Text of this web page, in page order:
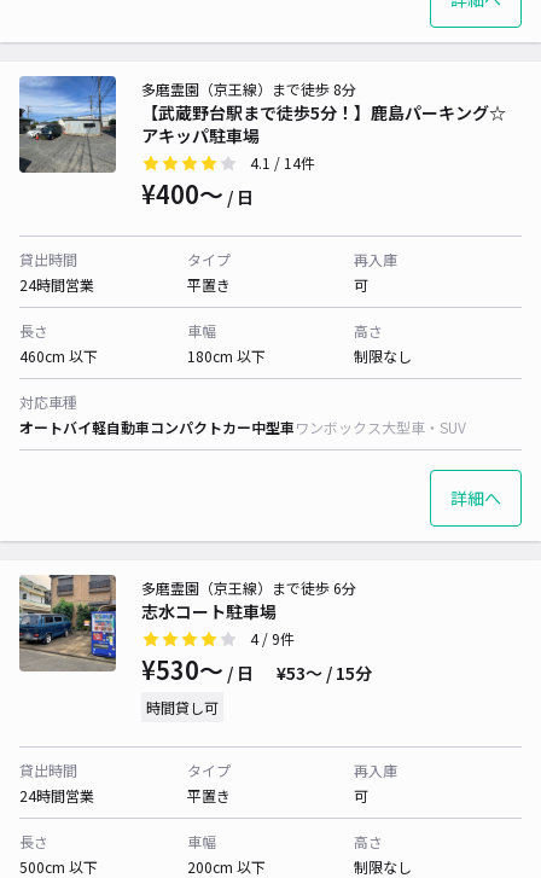
【武蔵野台駅まで徒歩5分！】鹿島パーキング☆
アキッパ駐車場
多磨霊園（京王線）まで徒歩 8分
4.1 / 14件
¥400〜 / 日
貸出時間
24時間営業
タイプ
平置き
再入庫
可
長さ
460cm 以下
車幅
180cm 以下
高さ
制限なし
対応車種
オートバイ軽自動車コンパクトカー中型車ワンボックス大型車・SUV
詳細へ
志水コート駐車場
多磨霊園（京王線）まで徒歩 6分
4/ 9件
¥530〜 / 日 ¥53〜 / 15分
時間貸し可
貸出時間
24時間営業
タイプ
平置き
再入庫
可
長さ
500cm 以下
車幅
200cm 以下
高さ
制限なし